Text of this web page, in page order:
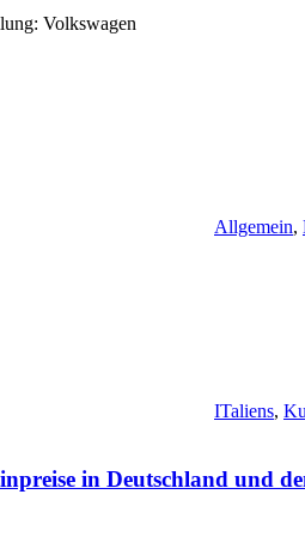
Volkswagen
Allgemein,
ITaliens,
in Deutschland und